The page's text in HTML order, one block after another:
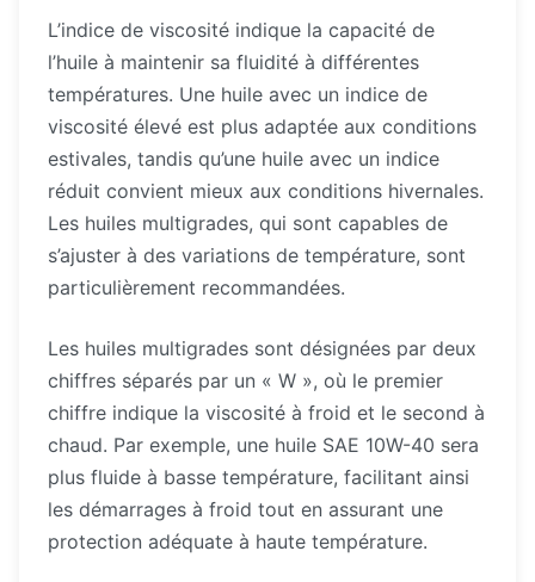
L’indice de viscosité indique la capacité de
l’huile à maintenir sa fluidité à différentes
températures. Une huile avec un indice de
viscosité élevé est plus adaptée aux conditions
estivales, tandis qu’une huile avec un indice
réduit convient mieux aux conditions hivernales.
Les huiles multigrades, qui sont capables de
s’ajuster à des variations de température, sont
particulièrement recommandées.
Les huiles multigrades sont désignées par deux
chiffres séparés par un « W », où le premier
chiffre indique la viscosité à froid et le second à
chaud. Par exemple, une huile SAE 10W-40 sera
plus fluide à basse température, facilitant ainsi
les démarrages à froid tout en assurant une
protection adéquate à haute température.